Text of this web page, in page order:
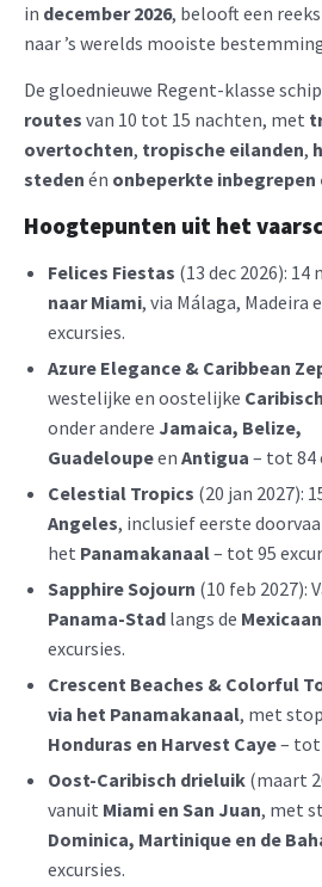
in december 2026, belooft een
naar ’s werelds mooiste
De gloednieuwe Regent-klasse
routes van 10 tot 15 nachten, met
overtochten, tropische eilanden,
steden én onbeperkte inbegrepen
Hoogtepunten uit het
Felices Fiestas (13 dec 2026): 14
naar Miami, via Málaga, Madeira
excursies.
Azure Elegance & Caribbean
westelijke en oostelijke
onder andere Jamaica, Belize,
Guadeloupeen Antigua – tot 84
Celestial Tropics (20 jan 2027):
Angeles, inclusief eerste
het Panamakanaal– tot 95
Sapphire Sojourn (10 feb 2027):
Panama-Stad langs de
excursies.
Crescent Beaches & Colorful
via het Panamakanaal, met
Honduras en Harvest Caye– tot
Oost-Caribisch drieluik (maart
vanuit Miami en San Juan, met
Dominica, Martinique en de
excursies.